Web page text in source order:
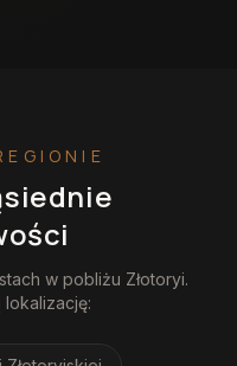
w pobliżu Złotoryi.